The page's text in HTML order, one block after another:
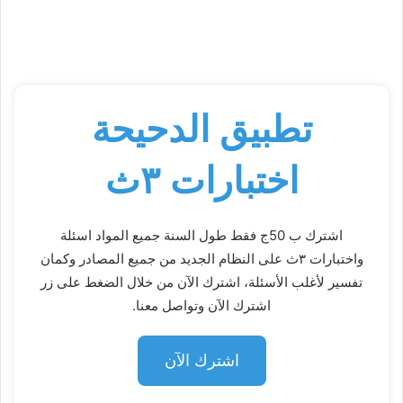
تطبيق الدحيحة
اختبارات ٣ث
اشترك ب 50ج فقط طول السنة جميع المواد اسئلة
واختبارات ٣ث على النظام الجديد من جميع المصادر وكمان
تفسير لأغلب الأسئلة، اشترك الآن من خلال الضغط على زر
اشترك الآن وتواصل معنا.
اشترك الآن